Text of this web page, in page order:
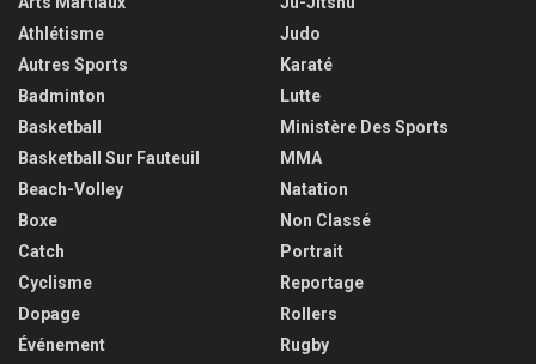
Athlétisme
Autres Sports
Badminton
Basketball
Basketball Sur Fauteuil
Beach-Volley
Boxe
Catch
Cyclisme
Dopage
Événement
Judo
Karaté
Lutte
Ministère Des Sports
MMA
Natation
Non Classé
Portrait
Reportage
Rollers
Rugby